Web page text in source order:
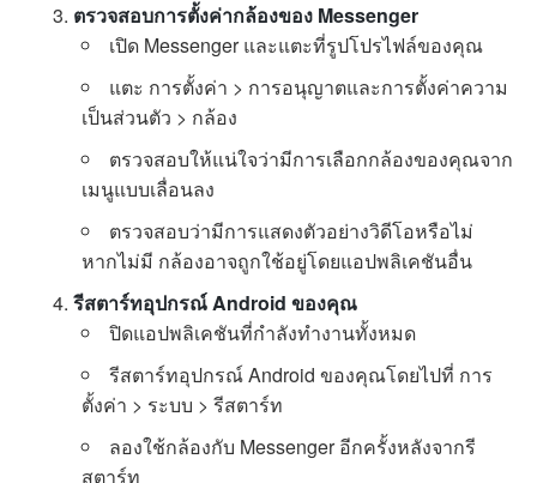
ตรวจสอบการตั้งค่ากล้องของ Messenger
เปิด Messenger และแตะที่รูปโปรไฟล์ของคุณ
แตะ การตั้งค่า > การอนุญาตและการตั้งค่าความ
เป็นส่วนตัว > กล้อง
ตรวจสอบให้แน่ใจว่ามีการเลือกกล้องของคุณจาก
เมนูแบบเลื่อนลง
ตรวจสอบว่ามีการแสดงตัวอย่างวิดีโอหรือไม่
หากไม่มี กล้องอาจถูกใช้อยู่โดยแอปพลิเคชันอื่น
รีสตาร์ทอุปกรณ์ Android ของคุณ
ปิดแอปพลิเคชันที่กำลังทำงานทั้งหมด
รีสตาร์ทอุปกรณ์ Android ของคุณโดยไปที่ การ
ตั้งค่า > ระบบ > รีสตาร์ท
ลองใช้กล้องกับ Messenger อีกครั้งหลังจากรี
สตาร์ท